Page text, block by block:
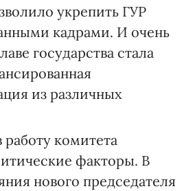
укрепить ГУР
кадрами. И очень
государства стала
из различных
комитета
факторы. В
нового председателя